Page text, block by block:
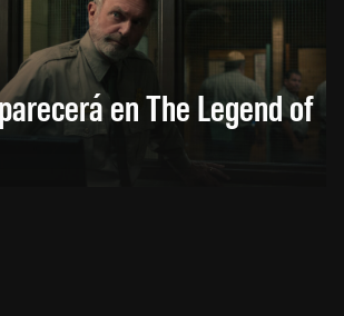
en The Legend of